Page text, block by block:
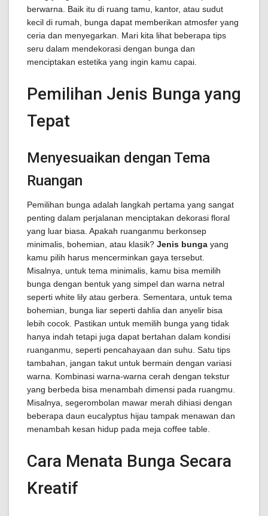
berwarna. Baik itu di ruang tamu, kantor, atau sudut
kecil di rumah, bunga dapat memberikan atmosfer yang
ceria dan menyegarkan. Mari kita lihat beberapa tips
seru dalam mendekorasi dengan bunga dan
menciptakan estetika yang ingin kamu capai.
Pemilihan Jenis Bunga yang
Tepat
Menyesuaikan dengan Tema
Ruangan
Pemilihan bunga adalah langkah pertama yang sangat
penting dalam perjalanan menciptakan dekorasi floral
yang luar biasa. Apakah ruanganmu berkonsep
minimalis, bohemian, atau klasik? Jenis bunga yang
kamu pilih harus mencerminkan gaya tersebut.
Misalnya, untuk tema minimalis, kamu bisa memilih
bunga dengan bentuk yang simpel dan warna netral
seperti white lily atau gerbera. Sementara, untuk tema
bohemian, bunga liar seperti dahlia dan anyelir bisa
lebih cocok. Pastikan untuk memilih bunga yang tidak
hanya indah tetapi juga dapat bertahan dalam kondisi
ruanganmu, seperti pencahayaan dan suhu. Satu tips
tambahan, jangan takut untuk bermain dengan variasi
warna. Kombinasi warna-warna cerah dengan tekstur
yang berbeda bisa menambah dimensi pada ruangmu.
Misalnya, segerombolan mawar merah dihiasi dengan
beberapa daun eucalyptus hijau tampak menawan dan
menambah kesan hidup pada meja coffee table.
Cara Menata Bunga Secara
Kreatif